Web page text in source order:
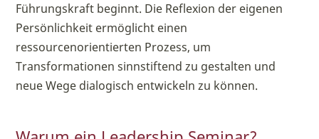
Führungskraft beginnt. Die Reflexion der eigenen
Persönlichkeit ermöglicht einen
ressourcenorientierten Prozess, um
Transformationen sinnstiftend zu gestalten und
neue Wege dialogisch entwickeln zu können.